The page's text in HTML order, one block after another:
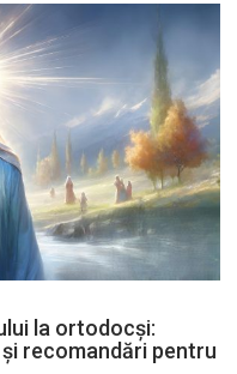
la ortodocși:
recomandări pentru